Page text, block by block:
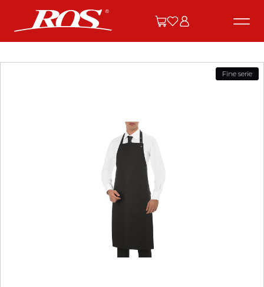
Fine serie